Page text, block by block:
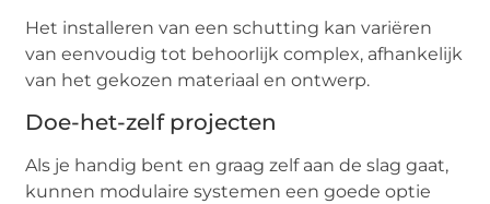
Het installeren van een schutting kan variëren
van eenvoudig tot behoorlijk complex, afhankelijk
van het gekozen materiaal en ontwerp.
Doe-het-zelf projecten
Als je handig bent en graag zelf aan de slag gaat,
kunnen modulaire systemen een goede optie